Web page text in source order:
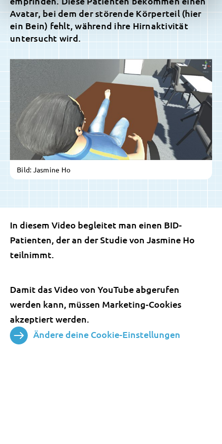
Avatar, bei dem der störende Körperteil (hier
ein Bein) fehlt, während ihre Hirnaktivität
untersucht wird.
Bild: Jasmine Ho
In diesem Video begleitet man einen BID-
Patienten, der an der Studie von Jasmine Ho
teilnimmt.
Damit das Video von YouTube abgerufen
werden kann, müssen Marketing-Cookies
akzeptiert werden.
Ändere deine Cookie-Einstellungen